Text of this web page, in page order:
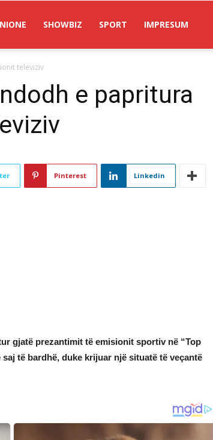
SHOWBIZ SPORT IMPRESUM
televiziv
e papritura
Pinterest Linkedin
gjatë prezantimit të emisionit sportiv në “Top
të bardhë, duke krijuar një situatë të veçantë